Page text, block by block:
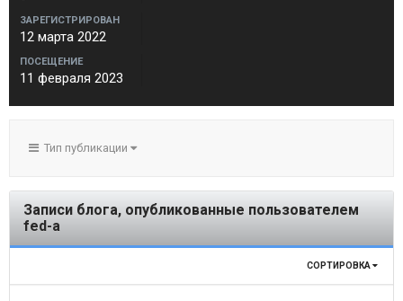
ЗАРЕГИСТРИРОВАН
12 марта 2022
ПОСЕЩЕНИЕ
11 февраля 2023
Тип публикации
Записи блога, опубликованные пользователем
fed-a
СОРТИРОВКА